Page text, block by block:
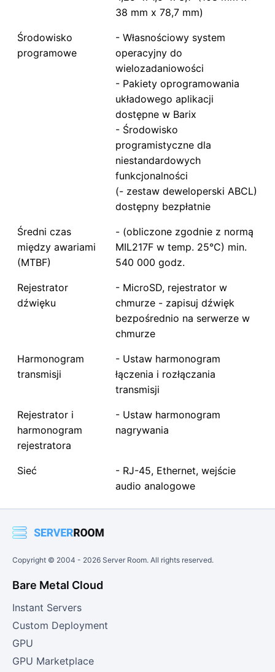
38 mm x 78,7 mm)
Środowisko
programowe
- Własnościowy system
operacyjny do
wielozadaniowości
- Pakiety oprogramowania
układowego aplikacji
dostępne w Barix
- Środowisko
programistyczne dla
niestandardowych
funkcjonalności
(- zestaw deweloperski ABCL)
dostępny bezpłatnie
Średni czas
między awariami
(MTBF)
- (obliczone zgodnie z normą
MIL217F w temp. 25°C) min.
540 000 godz.
Rejestrator
dźwięku
- MicroSD, rejestrator w
chmurze - zapisuj dźwięk
bezpośrednio na serwerze w
chmurze
Harmonogram
transmisji
- Ustaw harmonogram
łączenia i rozłączania
transmisji
Rejestrator i
harmonogram
rejestratora
- Ustaw harmonogram
nagrywania
Sieć
- RJ-45, Ethernet, wejście
audio analogowe
Copyright © 2004 - 2026 Server Room. All rights reserved.
Bare Metal Cloud
Instant Servers
Custom Deployment
GPU
GPU Marketplace